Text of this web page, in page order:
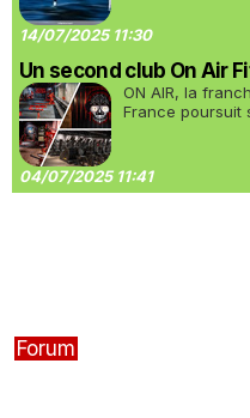
14/07/2025 11:30
Un second club On Air
ON AIR, la
France poursuit
04/07/2025 11:41
Forum